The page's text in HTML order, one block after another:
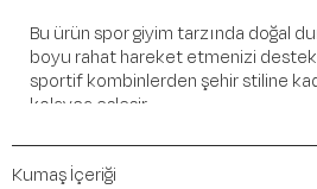
Bu ürün spor giyim tarzında doğal
boyu rahat hareket etmenizi
sportif kombinlerden şehir stiline
kolayca eşleşir.
Öne Çıkan Detaylar
Kumaş İçeriği